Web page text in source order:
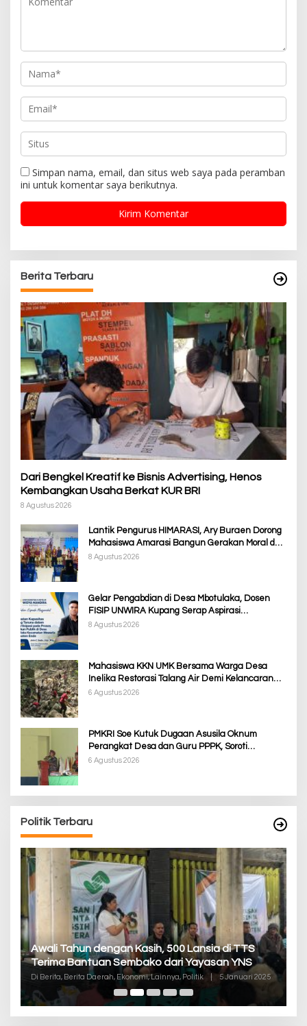
Simpan nama, email, dan situs web saya pada peramban
ini untuk komentar saya berikutnya.
Berita Terbaru
Dari Bengkel Kreatif ke Bisnis Advertising, Henos
Kembangkan Usaha Berkat KUR BRI
8 Agustus 2026
Lantik Pengurus HIMARASI, Ary Buraen Dorong
Mahasiswa Amarasi Bangun Gerakan Moral dan
Berdampak bagi Rakyat
8 Agustus 2026
Gelar Pengabdian di Desa Mbotulaka, Dosen
FISIP UNWIRA Kupang Serap Aspirasi
Masyarakat & Penguatan Kapasitas Karang
8 Agustus 2026
Mahasiswa KKN UMK Bersama Warga Desa
Inelika Restorasi Talang Air Demi Kelancaran
Irigasi Sawah
6 Agustus 2026
PMKRI Soe Kutuk Dugaan Asusila Oknum
Perangkat Desa dan Guru PPPK, Soroti
Ketimpangan Penanganan Pemkab TTS
6 Agustus 2026
Politik Terbaru
Awali Tahun dengan Kasih, 500 Lansia di TTS
Terima Bantuan Sembako dari Yayasan YNS
Di Berita, Berita Daerah, Ekonomi, Lainnya, Politik 5 Januari 2025